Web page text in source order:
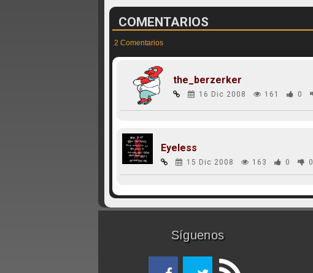
COMENTARIOS
2 Comentarios
the_berzerker
16 Dic 2008 161 0
Eyeless
15 Dic 2008 163 0 0
Síguenos